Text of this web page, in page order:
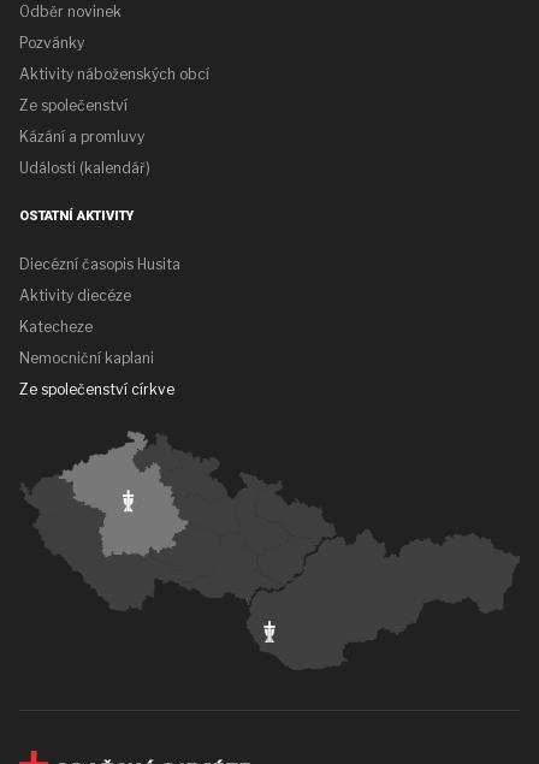
Odběr novinek
Pozvánky
Aktivity náboženských obcí
Ze společenství
Kázání a promluvy
Události (kalendář)
OSTATNÍ AKTIVITY
Diecézní časopis Husita
Aktivity diecéze
Katecheze
Nemocniční kaplani
Ze společenství církve